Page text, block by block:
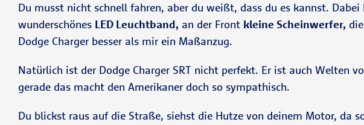
Du musst nicht schnell fahren, aber du weißt, dass du es kannst.
wunderschönes LED Leuchtband, an der Front kleine Scheinwerfer,
Dodge Charger besser als mir ein Maßanzug.
Natürlich ist der Dodge Charger SRT nicht perfekt. Er ist auch
gerade das macht den Amerikaner doch so sympathisch.
Du blickst raus auf die Straße, siehst die Hutze von deinem Motor, da